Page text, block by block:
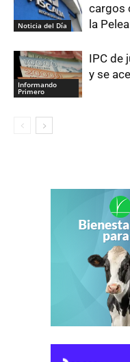
Noticia del Día
cargos
la
Informando
Primero
IPC de
y se